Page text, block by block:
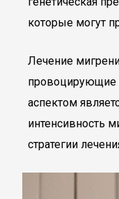
которые могут
Лечение
провоцирующие
аспектом
интенсивность
стратегии